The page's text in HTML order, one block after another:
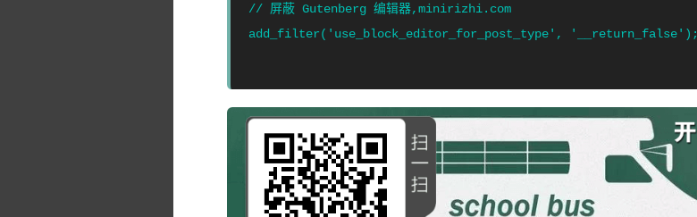
// 屏蔽 Gutenberg 编辑器,minirizhi.com
add_filter('use_block_editor_for_post_type', '__return_false');